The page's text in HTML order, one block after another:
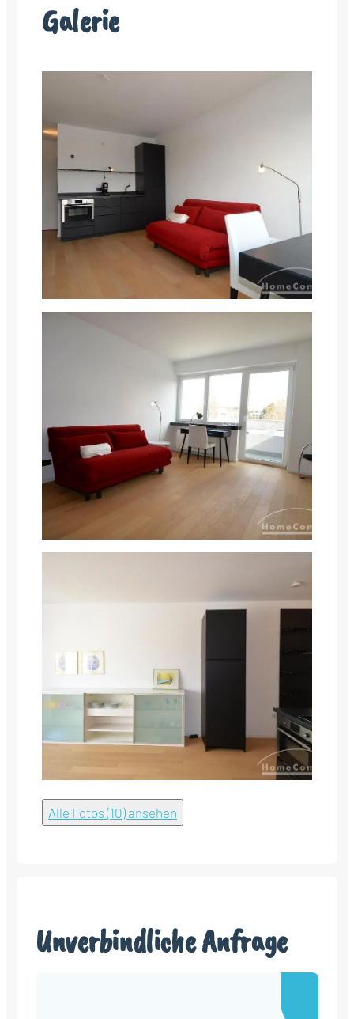
Galerie
Alle Fotos (10) ansehen
Unverbindliche Anfrage